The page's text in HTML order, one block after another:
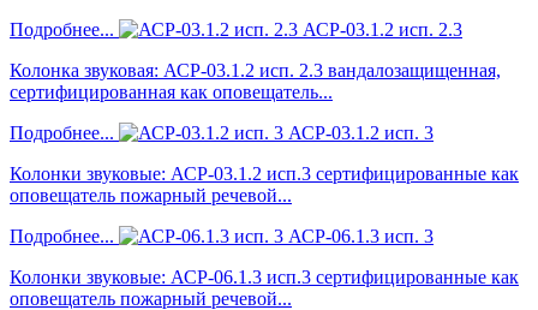
Подробнее...
АСР-03.1.2 исп. 2.3
Колонка звуковая: АСР-03.1.2 исп. 2.3 вандалозащищенная,
сертифицированная как оповещатель...
Подробнее...
АСР-03.1.2 исп. 3
Колонки звуковые: АСР-03.1.2 исп.3 сертифицированные как
оповещатель пожарный речевой...
Подробнее...
АСР-06.1.3 исп. 3
Колонки звуковые: АСР-06.1.3 исп.3 сертифицированные как
оповещатель пожарный речевой...